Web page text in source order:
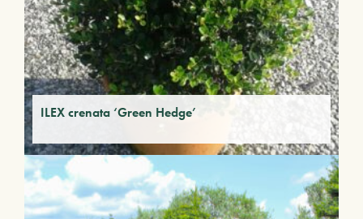
ILEX crenata ‘Green Hedge’